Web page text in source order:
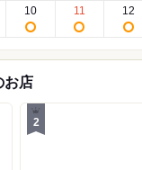
10 11 12
お店
2